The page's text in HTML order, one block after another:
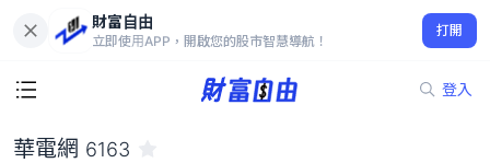
財富自由
立即使用APP，開啟您的股市智慧導航！
打開
登入
40.65
-1.45%
華電網 6163